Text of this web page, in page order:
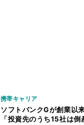
携帯キャリア
ソフトバンクGが創業以
「投資先のうち15社は倒